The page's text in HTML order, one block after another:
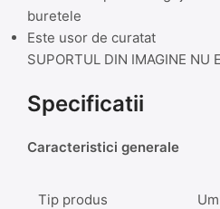
buretele
Este usor de curatat
SUPORTUL DIN IMAGINE NU
Specificatii
Caracteristici generale
Tip produs